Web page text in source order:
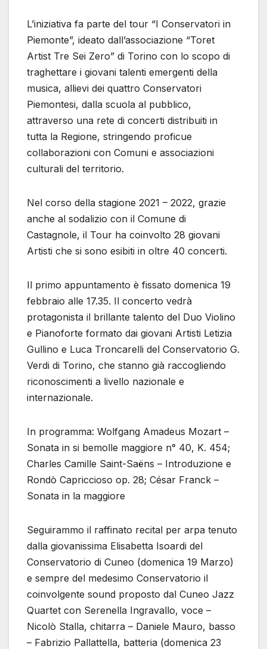
L’iniziativa fa parte del tour “I Conservatori in
Piemonte”, ideato dall’associazione “Toret
Artist Tre Sei Zero” di Torino con lo scopo di
traghettare i giovani talenti emergenti della
musica, allievi dei quattro Conservatori
Piemontesi, dalla scuola al pubblico,
attraverso una rete di concerti distribuiti in
tutta la Regione, stringendo proficue
collaborazioni con Comuni e associazioni
culturali del territorio.
Nel corso della stagione 2021 – 2022, grazie
anche al sodalizio con il Comune di
Castagnole, il Tour ha coinvolto 28 giovani
Artisti che si sono esibiti in oltre 40 concerti.
Il primo appuntamento è fissato domenica 19
febbraio alle 17.35. Il concerto vedrà
protagonista il brillante talento del Duo Violino
e Pianoforte formato dai giovani Artisti Letizia
Gullino e Luca Troncarelli del Conservatorio G.
Verdi di Torino, che stanno già raccogliendo
riconoscimenti a livello nazionale e
internazionale.
In programma: Wolfgang Amadeus Mozart –
Sonata in si bemolle maggiore n° 40, K. 454;
Charles Camille Saint-Saëns – Introduzione e
Rondò Capriccioso op. 28; César Franck –
Sonata in la maggiore
Seguirammo il raffinato recital per arpa tenuto
dalla giovanissima Elisabetta Isoardi del
Conservatorio di Cuneo (domenica 19 Marzo)
e sempre del medesimo Conservatorio il
coinvolgente sound proposto dal Cuneo Jazz
Quartet con Serenella Ingravallo, voce –
Nicolò Stalla, chitarra – Daniele Mauro, basso
– Fabrizio Pallattella, batteria (domenica 23